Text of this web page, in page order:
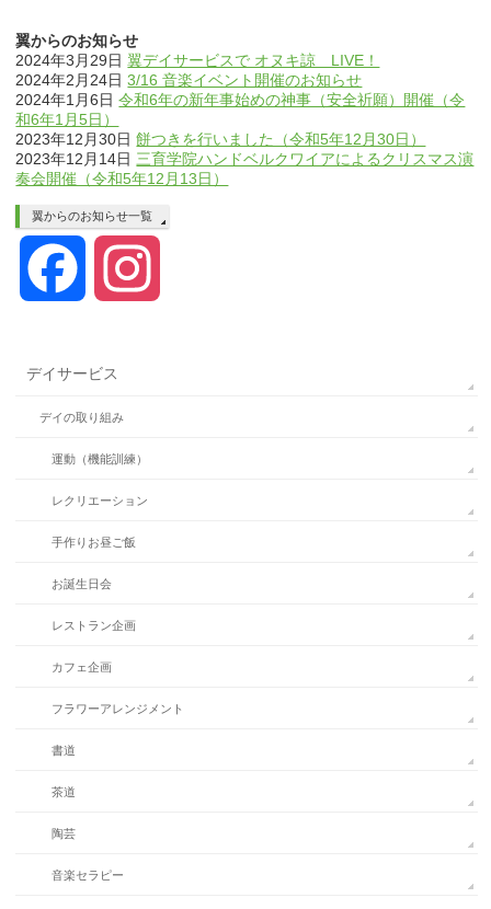
翼からのお知らせ
2024年3月29日 翼デイサービスで オヌキ諒 LIVE！
2024年2月24日 3/16 音楽イベント開催のお知らせ
2024年1月6日 令和6年の新年事始めの神事（安全祈願）開催（令
和6年1月5日）
2023年12月30日 餅つきを行いました（令和5年12月30日）
2023年12月14日 三育学院ハンドベルクワイアによるクリスマス演
奏会開催（令和5年12月13日）
翼からのお知らせ一覧
Facebook
デイサービス
デイの取り組み
運動（機能訓練）
レクリエーション
手作りお昼ご飯
お誕生日会
レストラン企画
カフェ企画
フラワーアレンジメント
書道
茶道
陶芸
音楽セラピー